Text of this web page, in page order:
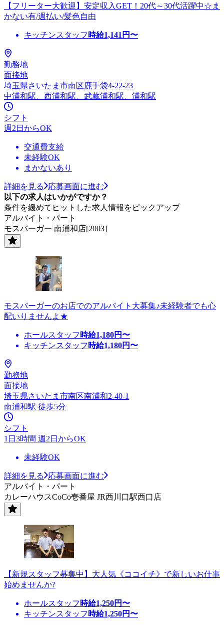
【フリーター大歓迎】安定収入GET！20代～30代活躍中☆ま
かない有/週払い/髪色自由
キッチンスタッフ 時給1,141 円〜
勤務地
面接地
埼玉県さいたま市南区鹿手袋4-22-23
中浦和駅、西浦和駅、武蔵浦和駅、浦和駅
シフト
週2日からOK
交通費支給
未経験OK
まかないあり
詳細を見る
応募画面に進む
以下の求人はいかがですか？
条件を緩めてヒットした求人情報をピックアップ
アルバイト・パート
モスバーガー 南浦和店[2003]
モスバーガーのお店でのアルバイト大募集♪未経験者でも心
配いりませんよ★
ホールスタッフ 時給1,180円〜
キッチンスタッフ 時給1,180円〜
勤務地
面接地
埼玉県さいたま市南区南浦和2-40-1
南浦和駅 徒歩5分
シフト
1日3時間 週2日からOK
未経験OK
詳細を見る
応募画面に進む
アルバイト・パート
カレーハウスCoCo壱番屋 JR西川口駅西口店
【新規スタッフ募集中】大人気《ココイチ》で新しいお仕事
始めませんか?
ホールスタッフ 時給1,250円〜
キッチンスタッフ 時給1,250円〜